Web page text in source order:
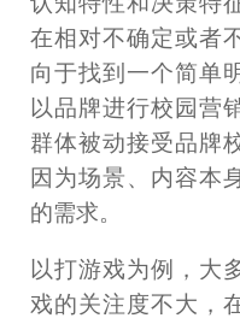
在相对不确定或者
向于找到一个简单
以品牌进行校园营
群体被动接受品牌
因为场景、内容本
的需求。
以打游戏为例，大
戏的关注度不大，